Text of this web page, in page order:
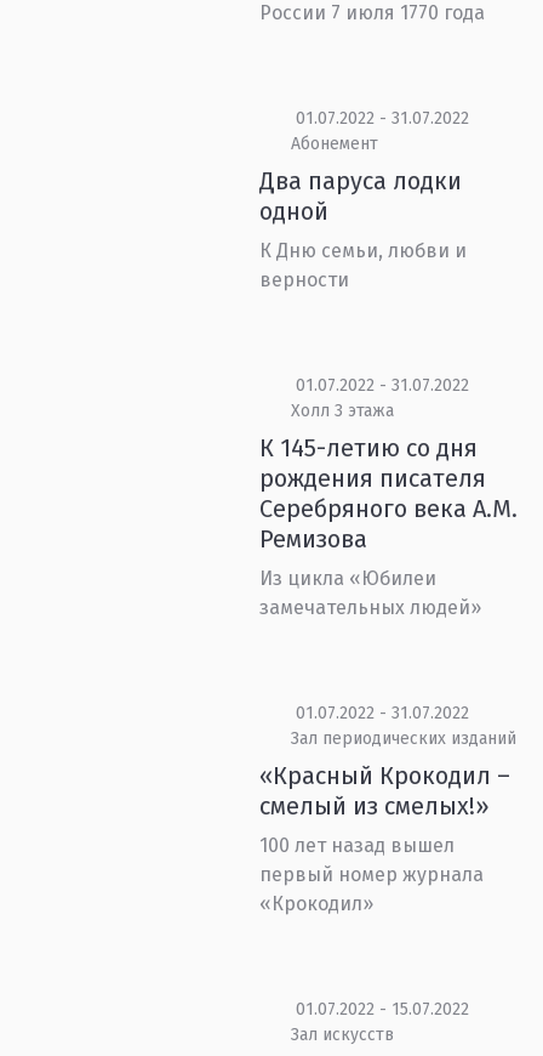
России 7 июля 1770 года
01.07.2022 - 31.07.2022
Абонемент
Два паруса лодки
одной
К Дню семьи, любви и
верности
01.07.2022 - 31.07.2022
Холл 3 этажа
К 145-летию со дня
рождения писателя
Серебряного века А.М.
Ремизова
Из цикла «Юбилеи
замечательных людей»
01.07.2022 - 31.07.2022
Зал периодических изданий
«Красный Крокодил –
смелый из смелых!»
100 лет назад вышел
первый номер журнала
«Крокодил»
01.07.2022 - 15.07.2022
Зал искусств